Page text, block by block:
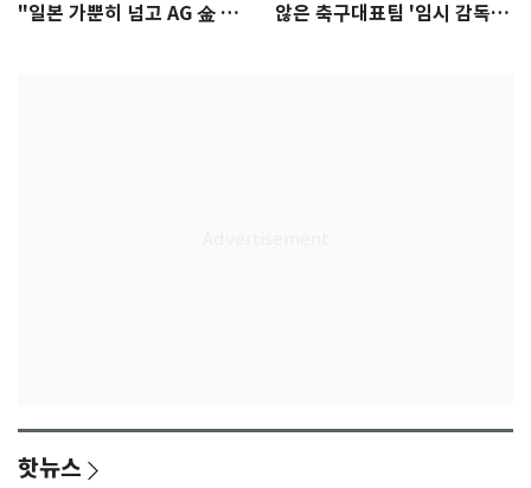
"일본 가뿐히 넘고 AG 金 따겠
않은 축구대표팀 '임시 감독'
핫뉴스